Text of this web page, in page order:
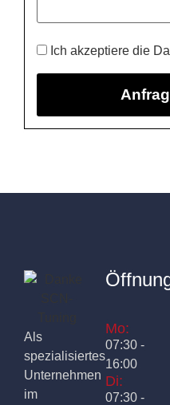
Ich akzeptiere die
Als
spezialisiertes
Unternehmen
im
Mo:
07:30 -
16:00
Di:
07:30 -